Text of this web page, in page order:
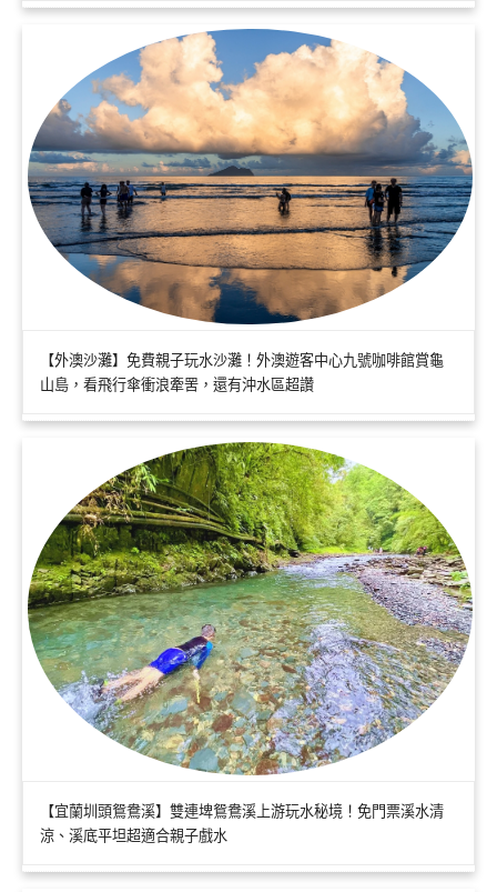
【外澳沙灘】免費親子玩水沙灘！外澳遊客中心九號咖啡館賞龜
山島，看飛行傘衝浪牽罟，還有沖水區超讚
【宜蘭圳頭鴛鴦溪】雙連埤鴛鴦溪上游玩水秘境！免門票溪水清
涼、溪底平坦超適合親子戲水